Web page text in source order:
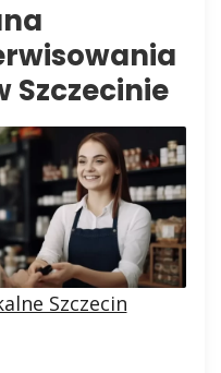
Szczecinie
Szczecin